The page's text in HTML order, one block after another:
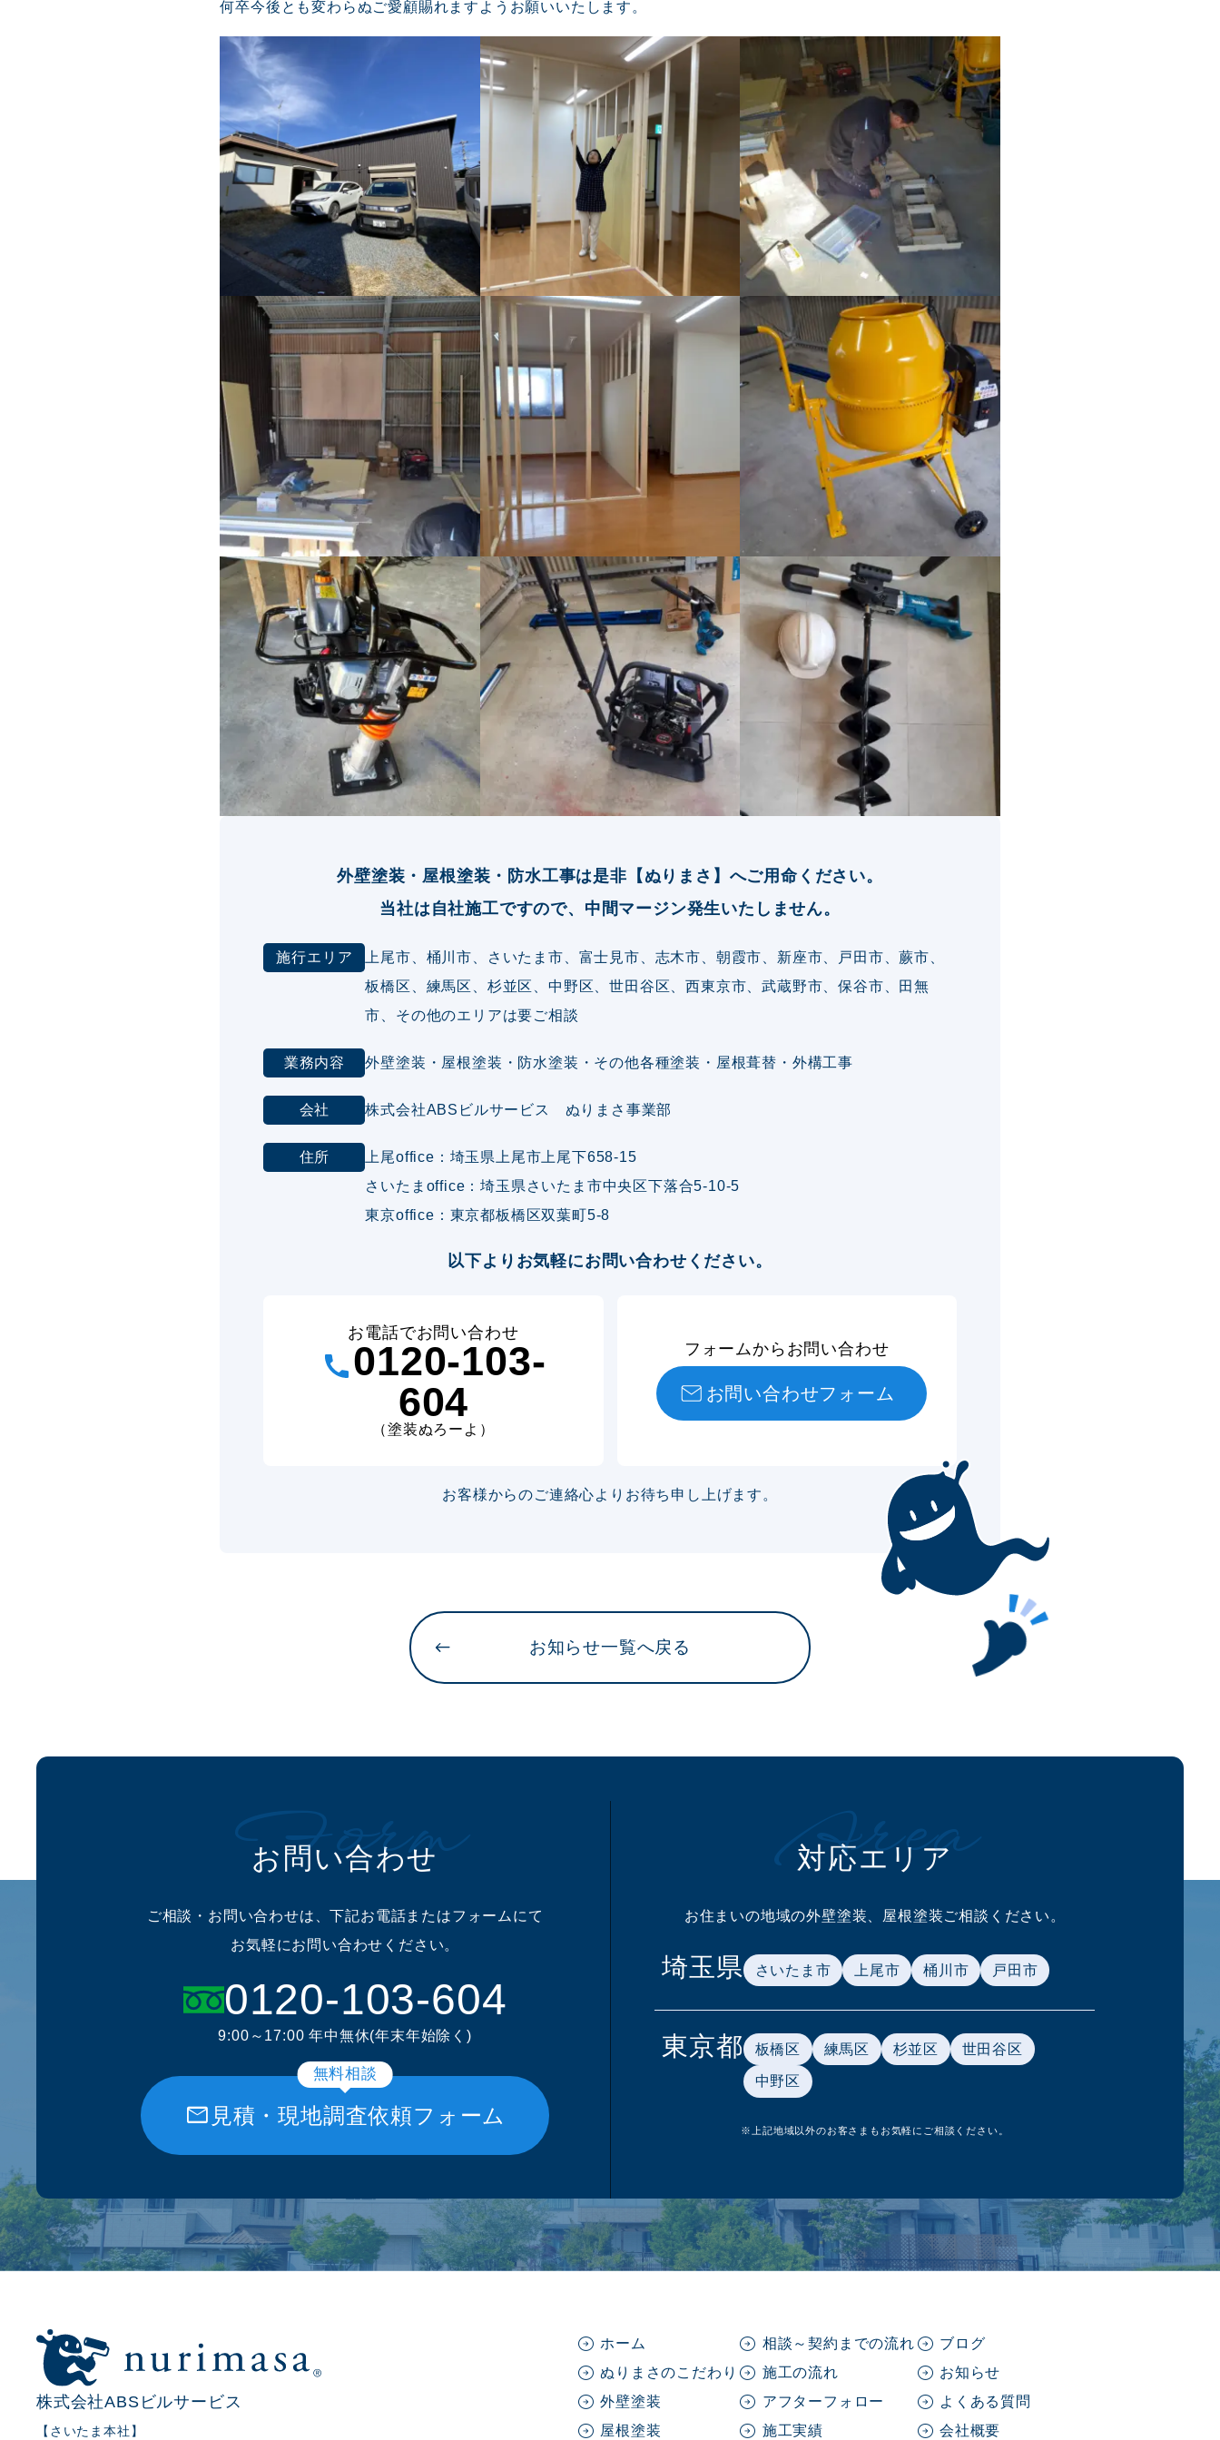
何卒今後とも変わらぬご愛顧賜れますようお願いいたします。
外壁塗装・屋根塗装・防水工事は是非【ぬりまさ】へご用命ください。
当社は自社施工ですので、中間マージン発生いたしません。
施行エリア
上尾市、桶川市、さいたま市、富士見市、志木市、朝霞市、新座市、戸田市、蕨市、
板橋区、練馬区、杉並区、中野区、世田谷区、西東京市、武蔵野市、保谷市、田無
市、その他のエリアは要ご相談
業務内容 外壁塗装・屋根塗装・防水塗装・その他各種塗装・屋根葺替・外構工事
会社 株式会社ABSビルサービス ぬりまさ事業部
住所
上尾office：埼玉県上尾市上尾下658-15
さいたまoffice：埼玉県さいたま市中央区下落合5-10-5
東京office：東京都板橋区双葉町5-8
以下よりお気軽にお問い合わせください。
お電話でお問い合わせ
0120-103-
604
（塗装ぬろーよ）
フォームからお問い合わせ
お問い合わせフォーム
お客様からのご連絡心より お待ち申し上げます。
お知らせ一覧へ戻る
お問い合わせ
Form
ご相談・お問い合わせは、下記お電話またはフォームにて
お気軽にお問い合わせください。
0120-103-604
9:00～17:00 年中無休(年末年始除く)
無料相談
mail 見積・現地調査依頼フォーム
対応エリア
Area
お住まいの地域の外壁塗装、 屋根塗装ご相談ください。
埼玉県 さいたま市 上尾市 桶川市 戸田市
東京都 板橋区 練馬区 杉並区 世田谷区
中野区
※上記地域以外のお客さまもお気軽にご相談ください。
株式会社ABSビルサービス
【さいたま本社】
ホーム
ぬりまさのこだわり
外壁塗装
屋根塗装
相談～契約までの流れ
施工の流れ
アフターフォロー
施工実績
ブログ
お知らせ
よくある質問
会社概要